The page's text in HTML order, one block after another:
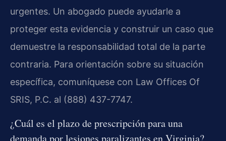
urgentes. Un abogado puede ayudarle a
proteger esta evidencia y construir un caso que
demuestre la responsabilidad total de la parte
contraria. Para orientación sobre su situación
específica, comuníquese con Law Offices Of
SRIS, P.C. al (888) 437-7747.
¿Cuál es el plazo de prescripción para una
demanda por lesiones paralizantes en Virginia?